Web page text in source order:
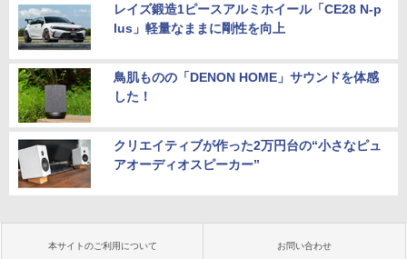
レイズ鍛造1ピースアルミホイール「CE28 N-p
lus」軽量なままに剛性を向上
鳥肌ものの「DENON HOME」サウンドを体感
した！
クリエイティブが作った2万円台の“小さなピュ
アオーディオスピーカー”
本サイトのご利用について お問い合わせ